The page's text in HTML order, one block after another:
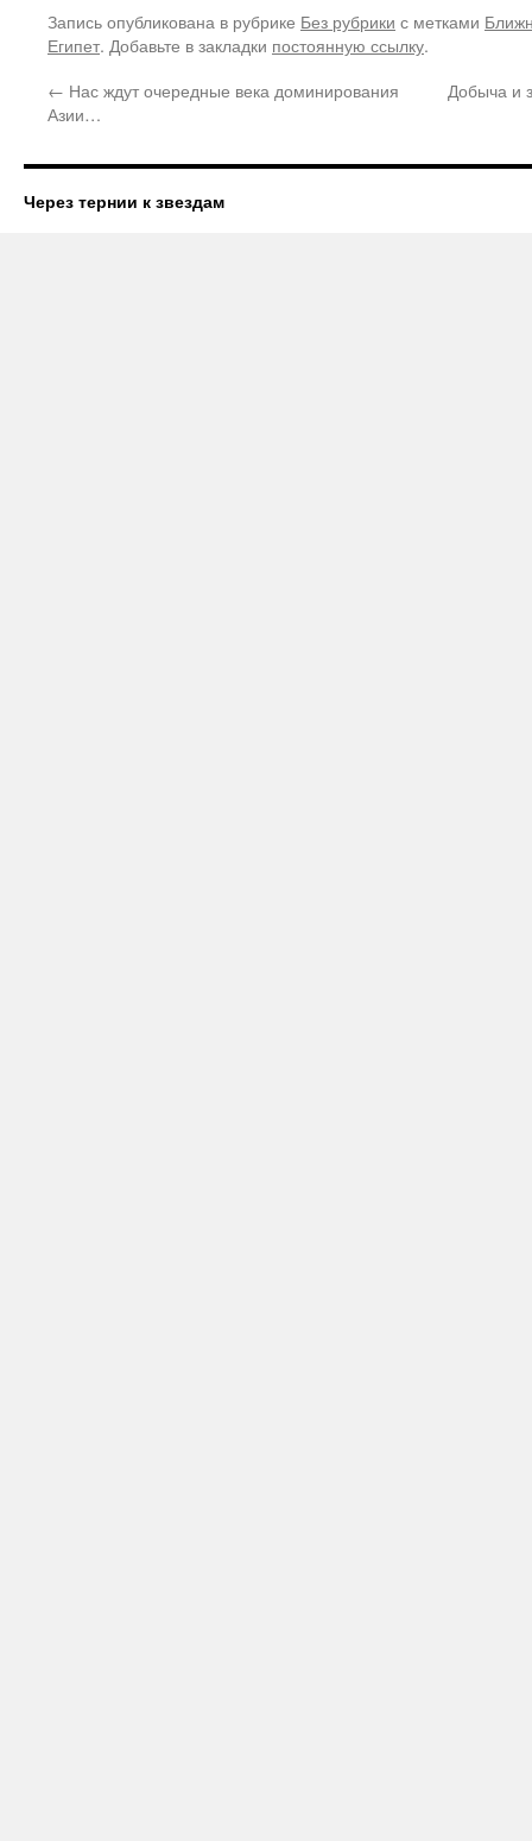
Запись опубликована в рубрике Без рубрики с метками
Египет. Добавьте в закладки постоянную ссылку.
← Нас ждут очередные века доминирования
Азии…
Добыча и
Через тернии к звездам